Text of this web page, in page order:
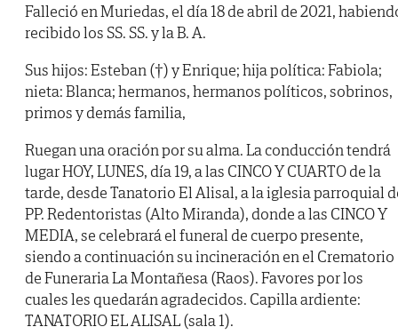
Falleció en Muriedas, el día 18 de abril de 2021,
recibido los SS. SS. y la B. A.
Sus hijos: Esteban (†) y Enrique; hija política: Fabiola;
nieta: Blanca; hermanos, hermanos políticos, sobrinos,
primos y demás familia,
Ruegan una oración por su alma. La conducción tendrá
lugar HOY, LUNES, día 19, a las CINCO Y CUARTO de la
tarde, desde Tanatorio El Alisal, a la iglesia parroquial
PP. Redentoristas (Alto Miranda), donde a las CINCO Y
MEDIA, se celebrará el funeral de cuerpo presente,
siendo a continuación su incineración en el Crematorio
de Funeraria La Montañesa (Raos). Favores por los
cuales les quedarán agradecidos. Capilla ardiente:
TANATORIO EL ALISAL (sala 1).